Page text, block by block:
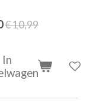
€ 10,99
In